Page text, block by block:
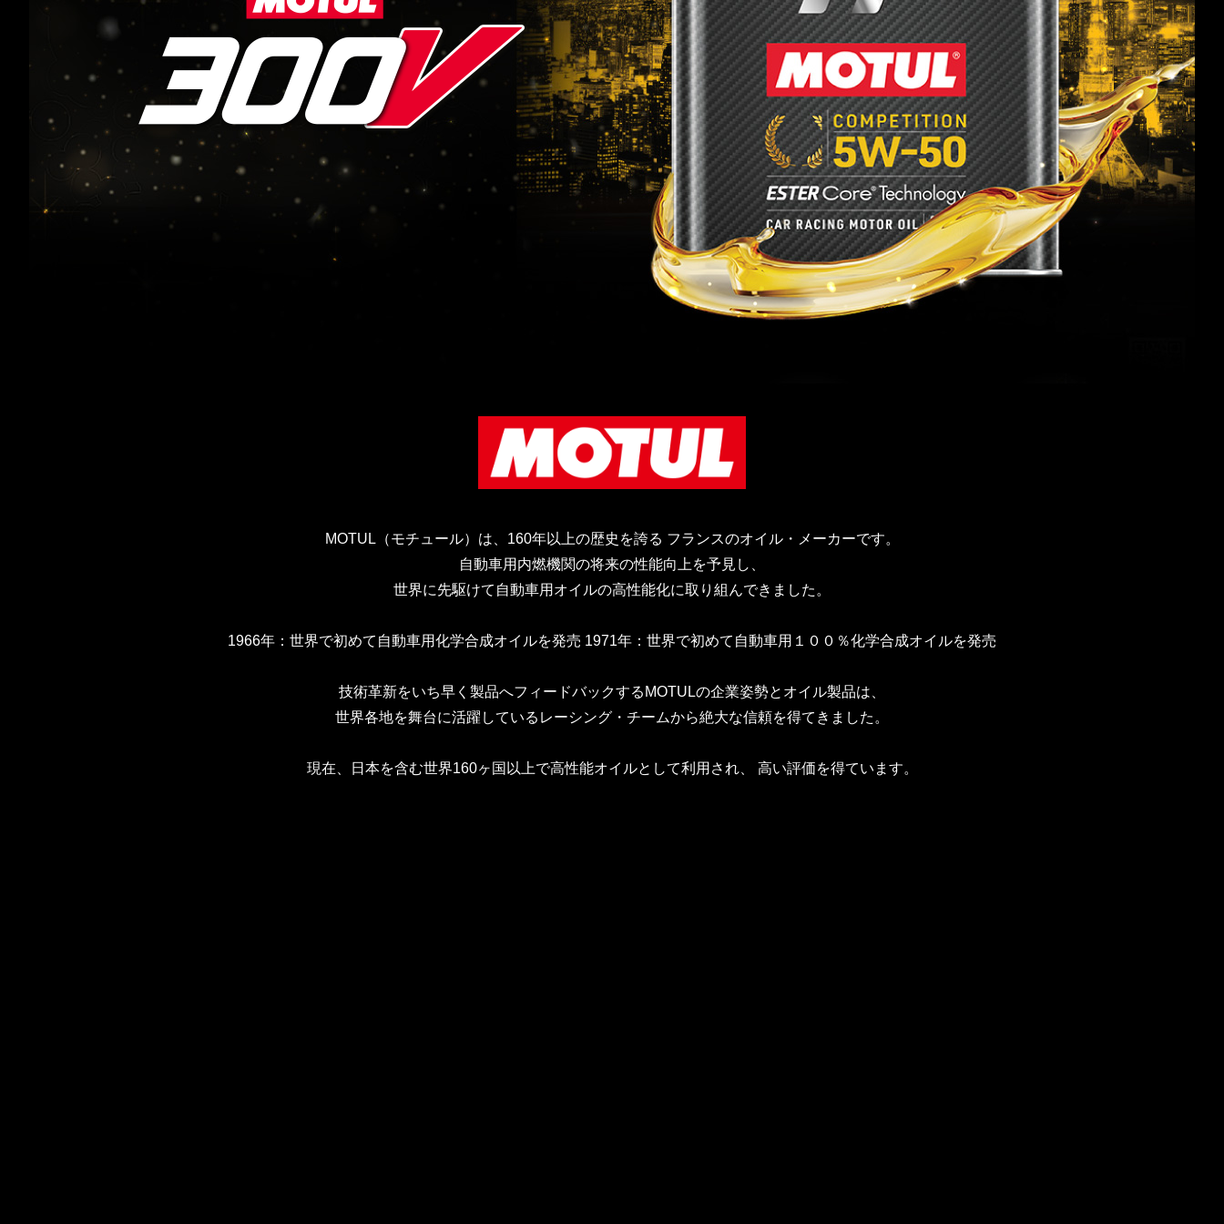
MOTUL（モチュール）は、160年以上の歴史を誇る フランスのオイル・メーカーです。
自動車用内燃機関の将来の性能向上を予見し、
世界に先駆けて自動車用オイルの高性能化に取り組んできました。
1966年：世界で初めて自動車用化学合成オイルを発売 1971年：世界で初めて自動車用１００％化学合成オイルを発売
技術革新をいち早く製品へフィードバックするMOTULの企業姿勢とオイル製品は、
世界各地を舞台に活躍しているレーシング・チームから絶大な信頼を得てきました。
現在、日本を含む世界160ヶ国以上で高性能オイルとして利用され、 高い評価を得ています。